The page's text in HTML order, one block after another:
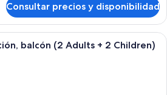
Consultar precios y disponibilidad
Una habitación moderna con una
balcón (2 Adults + 2 Children)